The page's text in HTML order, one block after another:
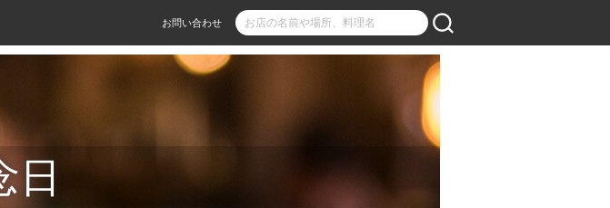
お問い合わせ
日